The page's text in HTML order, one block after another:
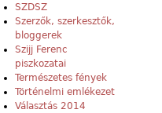
SZDSZ
Szerzők, szerkesztők,
bloggerek
Szijj Ferenc
piszkozatai
Természetes fények
Történelmi emlékezet
Választás 2014